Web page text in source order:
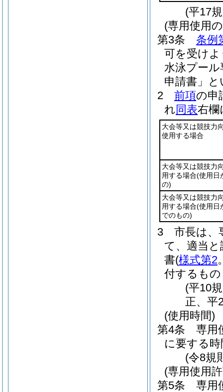
(平17
(専用使用
第3条
条例
可を受け
水泳プール
申請書」と
2
前項の申
れ同表右欄
大会等又は競技力
使用する場合
大会等又は競技力
用する場合(使用日
の)
大会等又は競技力
用する場合(使用日
でのもの)
3
市長は、
て、適当
書(様式第2
付するも
(平10
正、平
(使用時間)
第4条
専用
に要する
(令8規
(専用使用
第5条
専用